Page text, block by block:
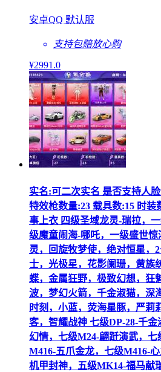
安卓QQ 默认服
支持包赔放心购
¥2991.0
实名:可二次实名 是否支持人
特效枪数量:23 载具数:15 时装
事上衣 四级圣域龙灵-瑞拉，
级魔童闹海-哪吒，一级盛世
灵，回旋牧梦使，绝对恒星，
士，光极星，花影阑珊，黄族
蝶，金属狂野，极致幻想，狂
波，梦幻火箭，千金淑猫，深
时刻，小蓝，荧海星豚，严莉
客，智耀战神 七级DP-28-千
幻情，七级M24-翩跹演武，
M416-五爪金龙，七级M416-
机甲封神，五级MK14-福马献